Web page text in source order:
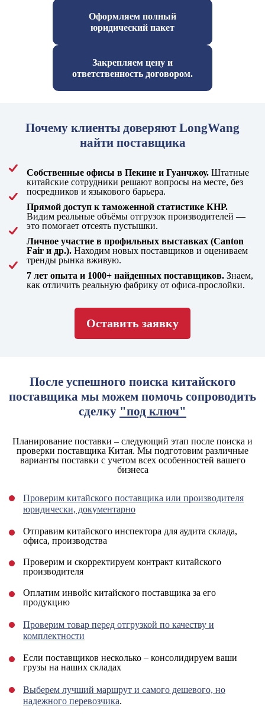
Оформляем полный
юридический пакет
Закрепляем цену и
ответственность договором.
Почему клиенты доверяют LongWang
найти поставщика
Собственные офисы в Пекине и Гуанчжоу. Штатные
китайские сотрудники решают вопросы на месте, без
посредников и языкового барьера.
Прямой доступ к таможенной статистике КНР.
Видим реальные объёмы отгрузок производителей —
это помогает отсеять пустышки.
Личное участие в профильных выставках (Canton
Fair и др.). Находим новых поставщиков и оцениваем
тренды рынка вживую.
7 лет опыта и 1000+ найденных поставщиков. Знаем,
как отличить реальную фабрику от офиса-прослойки.
Оставить заявку
После успешного поиска китайского
поставщика мы можем помочь сопроводить
сделку "под ключ"
Планирование поставки – следующий этап после поиска и
проверки поставщика Китая. Мы подготовим различные
варианты поставки с учетом всех особенностей вашего
бизнеса
Проверим китайского поставщика или производителя
юридически, документарно
Отправим китайского инспектора для аудита склада,
офиса, производства
Проверим и скорректируем контракт китайского
производителя
Оплатим инвойс китайского поставщика за его
продукцию
Проверим товар перед отгрузкой по качеству и
комплектности
Если поставщиков несколько – консолидируем ваши
грузы на наших складах
Выберем лучший маршрут и самого дешевого, но
надежного перевозчика.